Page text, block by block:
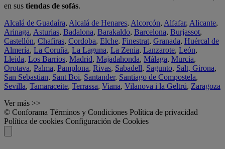
en sus tiendas de sofás.
Alcalá de Guadaíra, Alcalá de Henares, Alcorcón, Alfafar, Alicante,
Arinaga, Asturias, Badalona, Barakaldo, Barcelona, Burjassot,
Castellón, Chafiras, Cordoba, Elche, Finestrat, Granada, Huércal de
Almería, La Coruña, La Laguna, La Zenia, Lanzarote, León,
Lleida, Los Barrios, Madrid, Majadahonda, Málaga, Murcia,
Orotava, Palma, Pamplona, Rivas, Sabadell, Sagunto, Salt, Girona,
San Sebastian, Sant Boi, Santander, Santiago de Compostela,
Sevilla, Tamaraceite, Terrassa, Viana, Vilanova i la Geltrú, Zaragoza
Ver más >>
© Conforama Términos y Condiciones Política de privacidad
Política de cookies Configuración de Cookies